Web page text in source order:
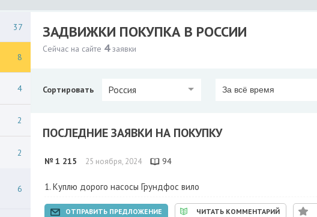
37
8
4
2
2
6
ЗАДВИЖКИ ПОКУПКА В РОССИИ
Сейчас на сайте 4заявки
Сортировать Россия За всё время
ПОСЛЕДНИЕ ЗАЯВКИ НА ПОКУПКУ
№ 1 215 25 ноября, 2024 94
Куплю дорого насосы Грундфос вило
ОТПРАВИТЬ ПРЕДЛОЖЕНИЕ ЧИТАТЬ КОММЕНТАРИЙ